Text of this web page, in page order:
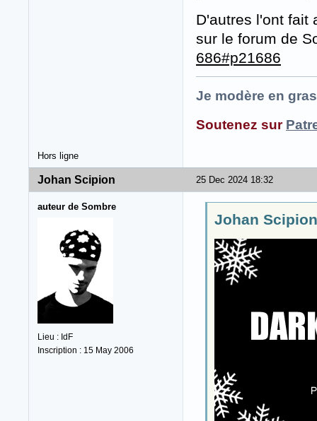
D'autres l'ont fait
sur le forum de
686#p21686
Je modère en
Soutenez sur
Hors ligne
25 Dec 2024 18:32
Johan Scipion
auteur de Sombre
Lieu : IdF
Inscription : 15 May 2006
Johan